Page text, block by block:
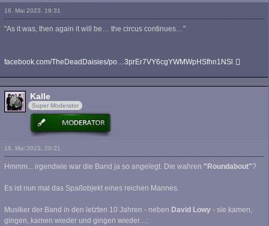
16. Mai 2023, 19:31
"As it was, then again it will be… the circus continues…"
facebook.com/TheDeadDaisies/po…3prEr7VY6cgYWMWpHSfhn1NSl
Kalle
Super Moderator
16. Mai 2023, 20:21
Hmmm... irgendwie war die Band ja so angelegt. Die wahren "Roundabout"?
Es ist nun mal das Spaßobjekt eines reichen Mannes.
Musiker der Band in den letzten 10 Jahren - neben David Lowy - sie kamen,
gingen, kamen wieder und gingen wieder....: